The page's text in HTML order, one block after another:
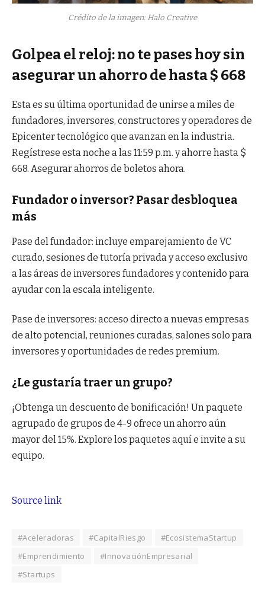
Crédito de la imagen: Halo Creative
Golpea el reloj: no te pases hoy sin
asegurar un ahorro de hasta $ 668
Esta es su última oportunidad de unirse a miles de
fundadores, inversores, constructores y operadores de
Epicenter tecnológico que avanzan en la industria.
Regístrese esta noche a las 11:59 p.m. y ahorre hasta $
668. Asegurar ahorros de boletos ahora.
Fundador o inversor? Pasar desbloquea
más
Pase del fundador: incluye emparejamiento de VC
curado, sesiones de tutoría privada y acceso exclusivo
a las áreas de inversores fundadores y contenido para
ayudar con la escala inteligente.
Pase de inversores: acceso directo a nuevas empresas
de alto potencial, reuniones curadas, salones solo para
inversores y oportunidades de redes premium.
¿Le gustaría traer un grupo?
¡Obtenga un descuento de bonificación! Un paquete
agrupado de grupos de 4-9 ofrece un ahorro aún
mayor del 15%. Explore los paquetes aquí e invite a su
equipo.
Source link
#Aceleradoras #CapitalRiesgo
#EcosistemaStartup
#Emprendimiento
#InnovaciónEmpresarial
#Startups